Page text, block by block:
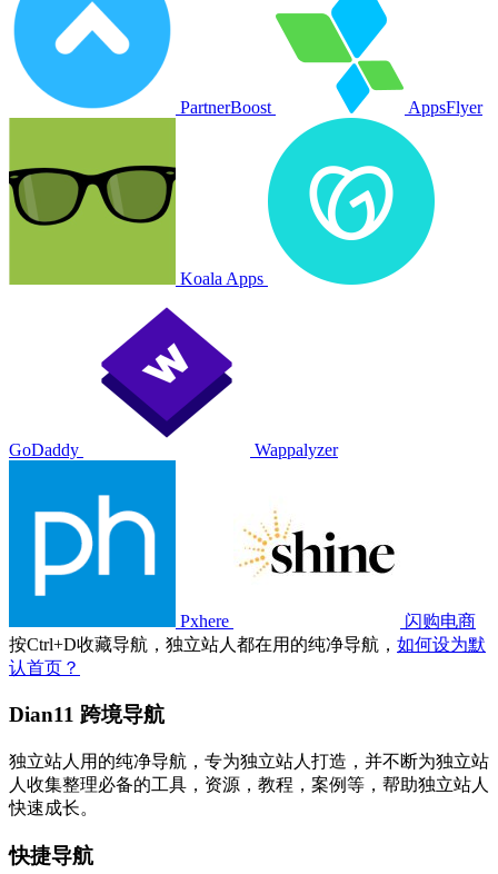
PartnerBoost AppsFlyer
Koala Apps
GoDaddy Wappalyzer
Pxhere
闪购电商
按Ctrl+D收藏导航，独立站人都在用的纯净导航， 如何设为默
认首页？
Dian11 跨境导航
独立站人用的纯净导航，专为独立站人打造，并不断为独立站
人收集整理必备的工具，资源，教程，案例等，帮助独立站人
快速成长。
快捷导航